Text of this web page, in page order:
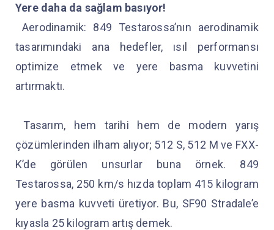
Yere daha da sağlam basıyor!
Aerodinamik: 849 Testarossa’nın aerodinamik
tasarımındaki ana hedefler, ısıl performansı
optimize etmek ve yere basma kuvvetini
artırmaktı.
Tasarım, hem tarihi hem de modern yarış
çözümlerinden ilham alıyor; 512 S, 512 M ve FXX-
K’de görülen unsurlar buna örnek. 849
Testarossa, 250 km/s hızda toplam 415 kilogram
yere basma kuvveti üretiyor. Bu, SF90 Stradale’e
kıyasla 25 kilogram artış demek.